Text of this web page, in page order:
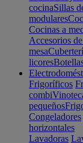
cocinaSillas
modulares
Cocinas a
Accesorios
mesa
licores
Frigoríficos
combi
pequeños
Congeladores
horizontales
Lavadoras